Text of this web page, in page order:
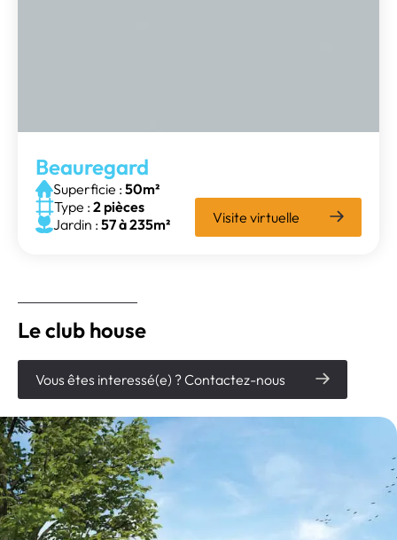
Beauregard
Superficie : 50m²
Type : 2 pièces
Jardin : 57 à 235m² Visite virtuelle
Le club house
Vous êtes interessé(e) ? Contactez-nous